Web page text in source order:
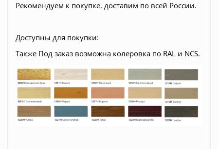
Рекомендуем к покупке, доставим по всей России.
Доступны для покупки:
Также Под заказ возможна колеровка по RAL и NCS.